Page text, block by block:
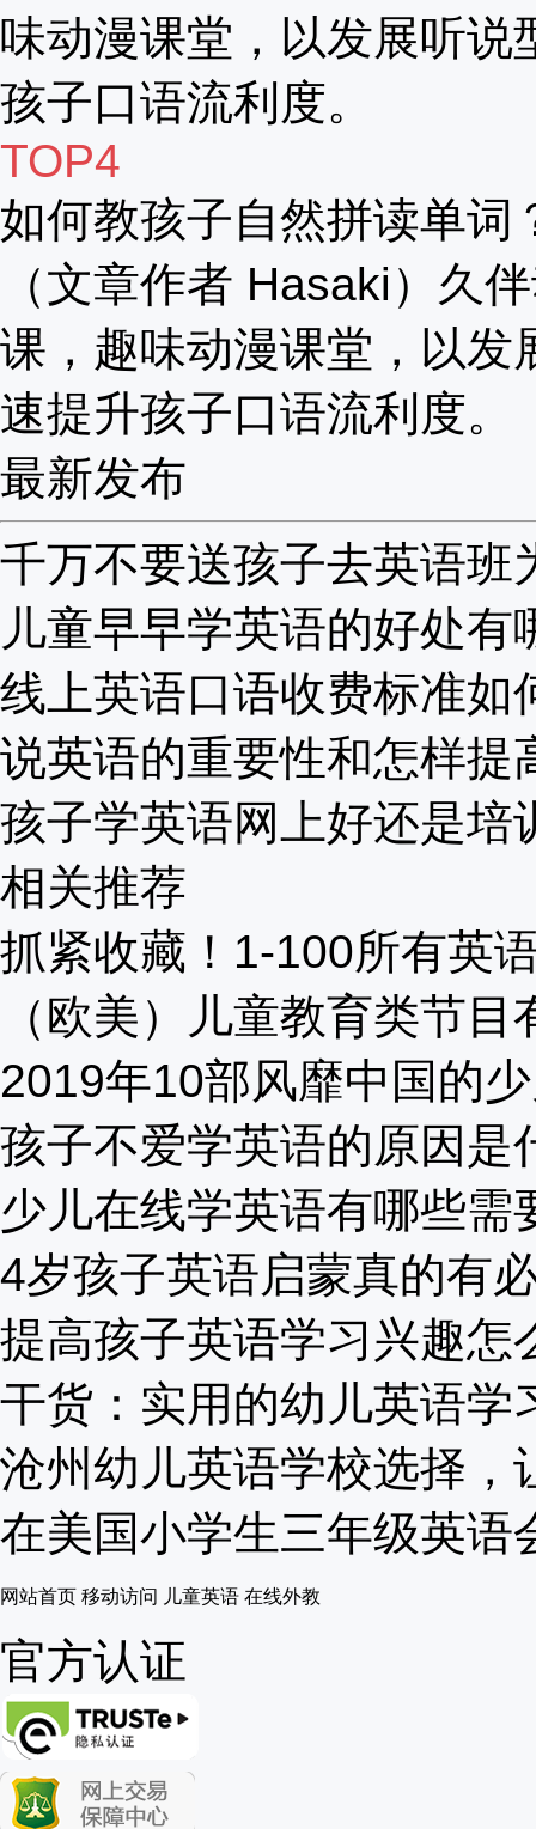
味动漫课堂，以发展听说
孩子口语流利度。
TOP4
如何教孩子自然拼读单词
（文章作者 Hasaki）久
课，趣味动漫课堂，以发
速提升孩子口语流利度。
最新发布
千万不要送孩子去英语班
儿童早早学英语的好处有
线上英语口语收费标准如
说英语的重要性和怎样提
孩子学英语网上好还是培
相关推荐
抓紧收藏！1-100所有英
（欧美）儿童教育类节
2019年10部风靡中国的
孩子不爱学英语的原因是
少儿在线学英语有哪些需
4岁孩子英语启蒙真的有
提高孩子英语学习兴趣怎
干货：实用的幼儿英语学
沧州幼儿英语学校选择，
在美国小学生三年级英语
网站首页 移动访问 儿童英语 在线外教
官方认证